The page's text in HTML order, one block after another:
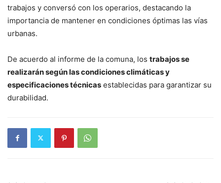
trabajos y conversó con los operarios, destacando la
importancia de mantener en condiciones óptimas las vías
urbanas.
De acuerdo al informe de la comuna, los trabajos se
realizarán según las condiciones climáticas y
especificaciones técnicas establecidas para garantizar su
durabilidad.